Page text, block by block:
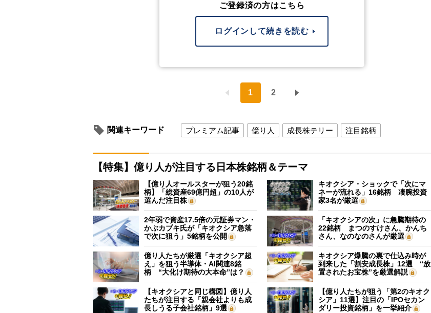
ご登録済の方はこちら
ログインして続きを読む
1 2
関連キーワード プレミアム記事 億り人 成長株テリー 注目銘柄
【特集】億り人が注目する日本株銘柄＆テーマ
【億り人オールスターが狙う20銘
柄】「総資産69億円超」の10人が
選んだ注目株
キオクシア・ショックで「次にマ
ネーが流れる」16銘柄 凄腕投資
家3名が厳選
2年弱で資産17.5倍の元証券マン・
かぶカブキ氏が「キオクシア急落
で次に狙う」5銘柄を公開
「キオクシアの次」に急騰期待の
22銘柄 まつのすけさん、かんち
さん、なのなのさんが厳選
億り人たちが厳選「キオクシア超
え」を狙う半導体・AI関連8銘
柄 “大化け期待の大本命”は？
キオクシア爆騰の裏で仕込み時が
到来した「割安成長株」12選 “放
置されたお宝株”を厳選解説
【キオクシアと同じ構図】億り人
たちが注目する「親会社よりも成
長しうる子会社銘柄」9選
【億り人たちが狙う「第2のキオク
シア」11選】注目の「IPOセカン
ダリー投資銘柄」を一挙紹介